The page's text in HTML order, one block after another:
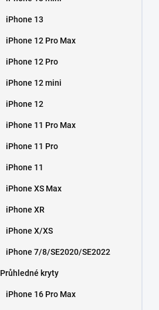
iPhone 13
iPhone 12 Pro Max
iPhone 12 Pro
iPhone 12 mini
iPhone 12
iPhone 11 Pro Max
iPhone 11 Pro
iPhone 11
iPhone XS Max
iPhone XR
iPhone X/XS
iPhone 7/8/SE2020/SE2022
Průhledné kryty
iPhone 16 Pro Max